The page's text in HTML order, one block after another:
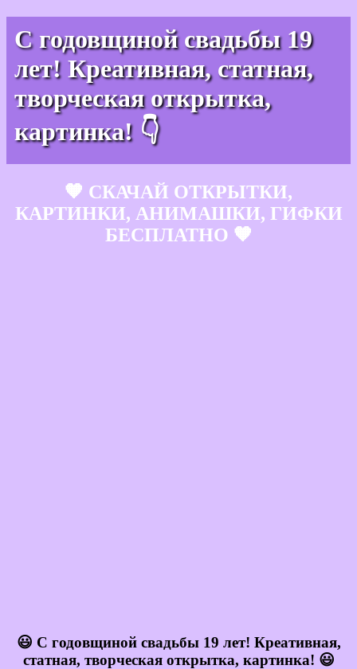
С годовщиной свадьбы 19
лет! Креативная, статная,
творческая открытка,
картинка! 👇
🧡 СКАЧАЙ ОТКРЫТКИ,
КАРТИНКИ, АНИМАШКИ, ГИФКИ
БЕСПЛАТНО 🧡
😃 С годовщиной свадьбы 19 лет! Креативная,
статная, творческая открытка, картинка! 😃